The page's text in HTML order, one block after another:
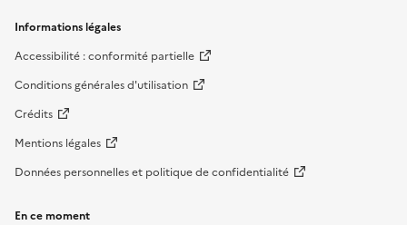
Informations légales
Accessibilité : conformité partielle
Conditions générales d'utilisation
Crédits
Mentions légales
Données personnelles et politique de confidentialité
En ce moment